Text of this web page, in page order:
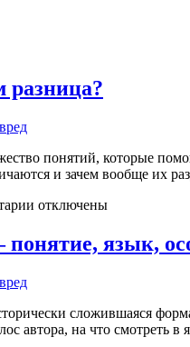
понятий, которые
и зачем вообще их
к
и
чем
разница?
отключены
язык,
сложившаяся
автора, на что смотреть